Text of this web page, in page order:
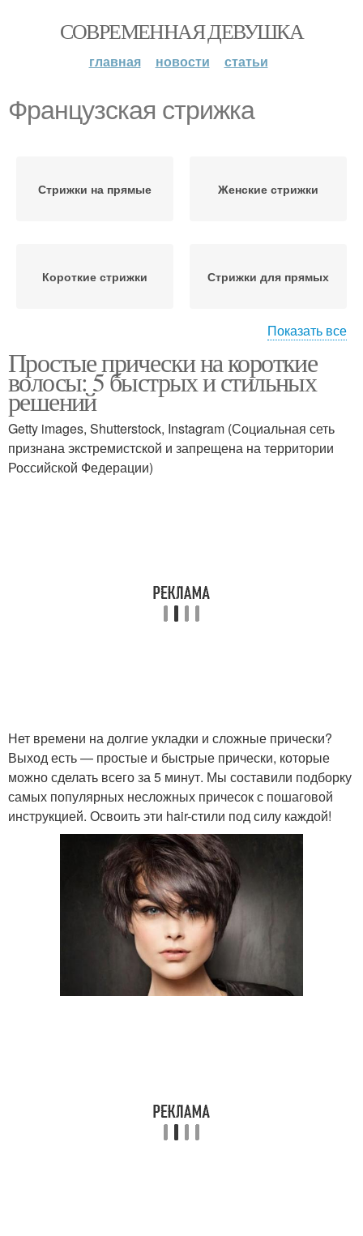
СОВРЕМЕННАЯ ДЕВУШКА
главная новости статьи
Французская стрижка
Стрижки на прямые Женские стрижки
Короткие стрижки Стрижки для прямых
непослушных волос
прямые
Мужские стрижки Стрижки без укладки
Озорная стрижка
Привлекательная
стрижка
Стрижки на густые
волосы
Итальянская стрижка
Стрижки для тонких
Возрастные стрижки
Показать все
Простые прически на короткие
волосы: 5 быстрых и стильных
решений
Getty images, Shutterstock, Instagram (Социальная сеть
признана экстремистской и запрещена на территории
Российской Федерации)
Нет времени на долгие укладки и сложные прически?
Выход есть — простые и быстрые прически, которые
можно сделать всего за 5 минут. Мы составили подборку
самых популярных несложных причесок с пошаговой
инструкцией. Освоить эти hair-стили под силу каждой!